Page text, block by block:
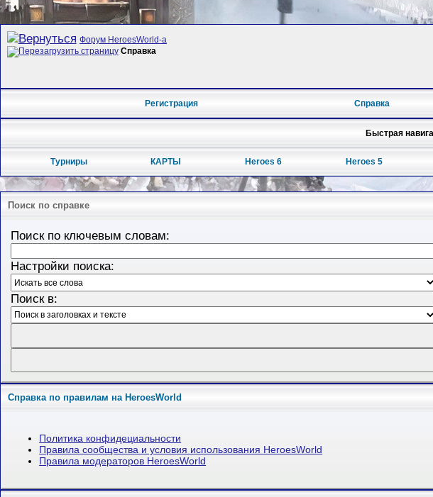
Форум HeroesWorld-а
Справка
Регистрация Справка
Быстрая
Турниры КАРТЫ Heroes 6 Heroes 5
Поиск по справке
Поиск по ключевым словам:
Настройки поиска:
Поиск в:
Справка по правилам на HeroesWorld
Политика конфидециальности
Правила сообщества и условия использования HeroesWorld
Правила модераторов HeroesWorld